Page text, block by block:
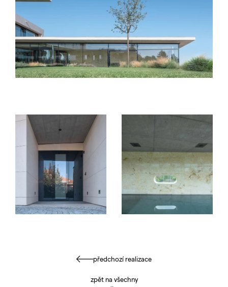
předchozí realizace
zpět na všechny